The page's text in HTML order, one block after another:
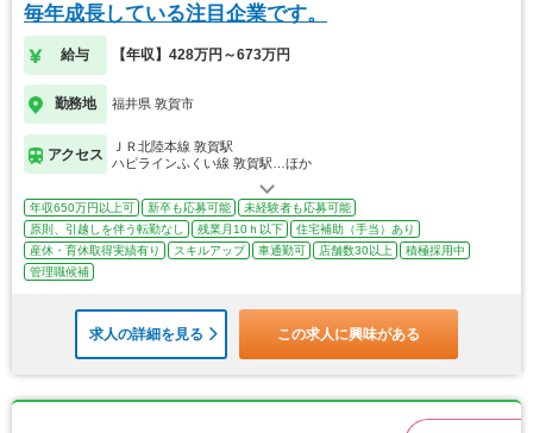
毎年成長している注目企業です。
給与 【年収】428万円～673万円
勤務地 福井県 敦賀市
アクセス
ＪＲ北陸本線 敦賀駅
ハピラインふくい線 敦賀駅…ほか
年収650万円以上可 新卒も応募可能
未経験者も応募可能
原則、引越しを伴う転勤なし
残業月10ｈ以下
住宅補助（手当）あり
産休・育休取得実績有り
スキルアップ 車通勤可 店舗数30以上
積極採用中
管理職候補
求人の詳細を見る この求人に興味がある